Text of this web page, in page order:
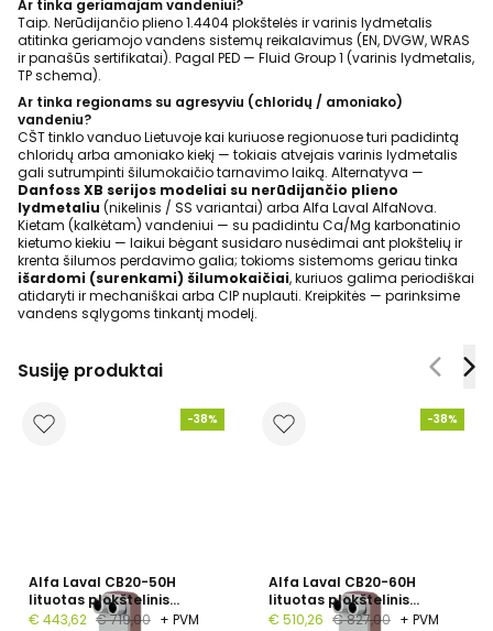
Ar tinka geriamajam vandeniui?
Taip. Nerūdijančio plieno 1.4404 plokštelės ir varinis lydmetalis
atitinka geriamojo vandens sistemų reikalavimus (EN, DVGW, WRAS
ir panašūs sertifikatai). Pagal PED — Fluid Group 1 (varinis lydmetalis,
TP schema).
Ar tinka regionams su agresyviu (chloridų / amoniako)
vandeniu?
CŠT tinklo vanduo Lietuvoje kai kuriuose regionuose turi padidintą
chloridų arba amoniako kiekį — tokiais atvejais varinis lydmetalis
gali sutrumpinti šilumokaičio tarnavimo laiką. Alternatyva —
Danfoss XB serijos modeliai su nerūdijančio plieno
lydmetaliu (nikelinis / SS variantai) arba Alfa Laval AlfaNova.
Kietam (kalkėtam) vandeniui — su padidintu Ca/Mg karbonatinio
kietumo kiekiu — laikui bėgant susidaro nusėdimai ant plokštelių ir
krenta šilumos perdavimo galia; tokioms sistemoms geriau tinka
išardomi (surenkami) šilumokaičiai, kuriuos galima periodiškai
atidaryti ir mechaniškai arba CIP nuplauti. Kreipkitės — parinksime
vandens sąlygoms tinkantį modelį.
Susiję produktai
-38%
Alfa Laval CB20-50H
lituotas plokštelinis
šilumokaitis, 1", 50
€ 443,62 € 719,00 + PVM
-38%
Alfa Laval CB20-60H
lituotas plokštelinis
šilumokaitis, G 1", 60
€ 510,26 € 827,00 + PVM